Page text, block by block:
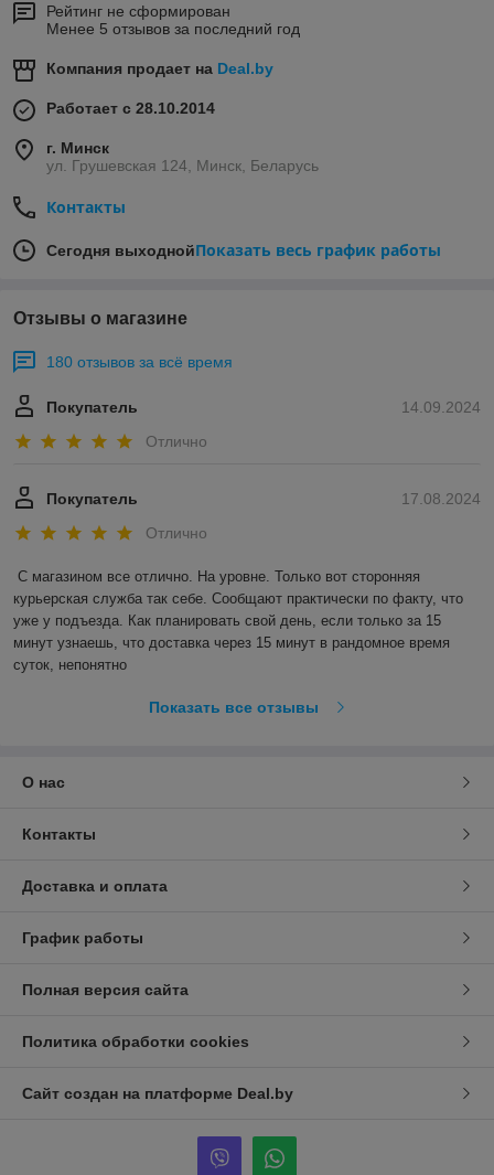
Рейтинг не сформирован
Менее 5 отзывов за последний год
Компания продает на Deal.by
Работает с 28.10.2014
г. Минск
ул. Грушевская 124, Минск, Беларусь
Контакты
Сегодня выходнойПоказать весь график работы
Отзывы о магазине
180 отзывов за всё время
14.09.2024
Покупатель
Отлично
17.08.2024
Покупатель
Отлично
С магазином все отлично. На уровне. Только вот сторонняя
курьерская служба так себе. Сообщают практически по факту, что
уже у подъезда. Как планировать свой день, если только за 15
минут узнаешь, что доставка через 15 минут в рандомное время
суток, непонятно
Показать все отзывы
О нас
Контакты
Доставка и оплата
График работы
Полная версия сайта
Политика обработки cookies
Сайт создан на платформе Deal.by